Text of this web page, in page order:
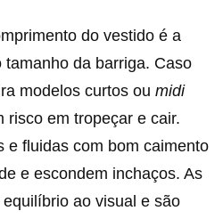
do vestido é a
tamanho da barriga. Caso
modelos curtos ou midi
risco em tropeçar e cair.
e fluidas com bom caimento
e escondem inchaços. As
ao visual e são